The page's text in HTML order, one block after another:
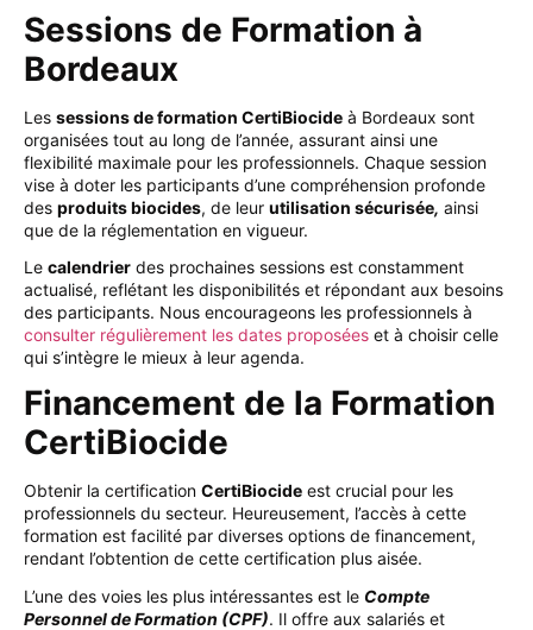
Sessions de Formation à
Bordeaux
Les sessions de formation CertiBiocide à Bordeaux sont
organisées tout au long de l’année, assurant ainsi une
flexibilité maximale pour les professionnels. Chaque session
vise à doter les participants d’une compréhension profonde
des produits biocides, de leur utilisation sécurisée, ainsi
que de la réglementation en vigueur.
Le calendrier des prochaines sessions est constamment
actualisé, reflétant les disponibilités et répondant aux besoins
des participants. Nous encourageons les professionnels à
consulter régulièrement les dates proposées et à choisir celle
qui s’intègre le mieux à leur agenda.
Financement de la Formation
CertiBiocide
Obtenir la certification CertiBiocide est crucial pour les
professionnels du secteur. Heureusement, l’accès à cette
formation est facilité par diverses options de financement,
rendant l’obtention de cette certification plus aisée.
L’une des voies les plus intéressantes est le Compte
Personnel de Formation (CPF). Il offre aux salariés et